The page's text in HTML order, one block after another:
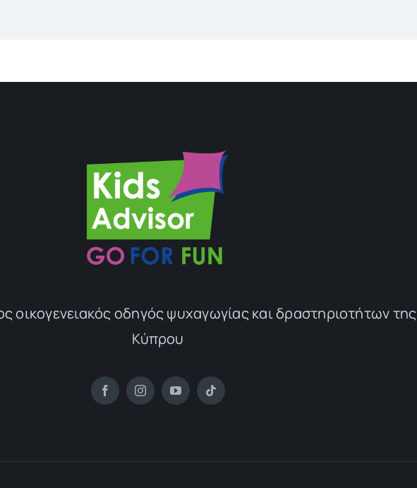
οικογενειακός οδηγός ψυχαγωγίας και δραστηριοτήτων της
Κύπρου